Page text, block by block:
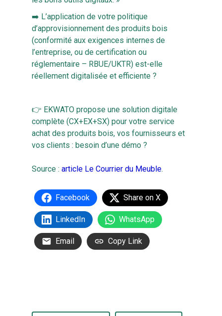
➡️ L’application de votre politique
d’approvisionnement des produits bois
(conformité aux exigences internes de
l’entreprise, ou de certification ou
réglementaire – RBUE/UKTR) est-elle
réellement digitalisée et efficiente ?
👉 EKWATO propose une solution digitale
complète (CX+EX+SX) pour votre service
achat des produits bois, vos fournisseurs et
vos clients : besoin d’une démo ?
Source :article Le Courrier du Meuble.
Facebook Share on X
LinkedIn WhatsApp
Email Copy Link